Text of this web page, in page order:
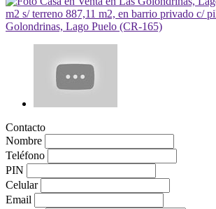
Contacto
Nombre
Teléfono
PIN
Celular
Email